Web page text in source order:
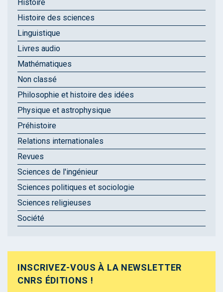
Histoire
Histoire des sciences
Linguistique
Livres audio
Mathématiques
Non classé
Philosophie et histoire des idées
Physique et astrophysique
Préhistoire
Relations internationales
Revues
Sciences de l'ingénieur
Sciences politiques et sociologie
Sciences religieuses
Société
INSCRIVEZ-VOUS À LA NEWSLETTER
CNRS ÉDITIONS !